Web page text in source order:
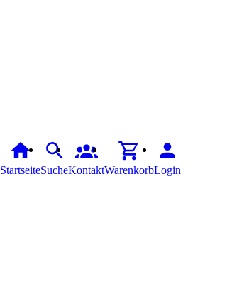
StartseiteSucheKontaktWarenkorbLogin